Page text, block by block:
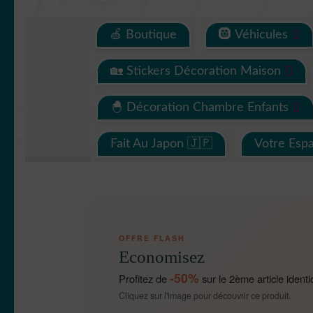
🍏 Boutique 🛞 Véhicules
🏡 Stickers Décoration Maison
🐣 Décoration Chambre Enfants
Fait Au Japon 🇯🇵 Votre
OFFRE FLASH
Economisez
Profitez de-50% sur le 2ème article
Cliquez sur l'image pour découvrir ce produit.